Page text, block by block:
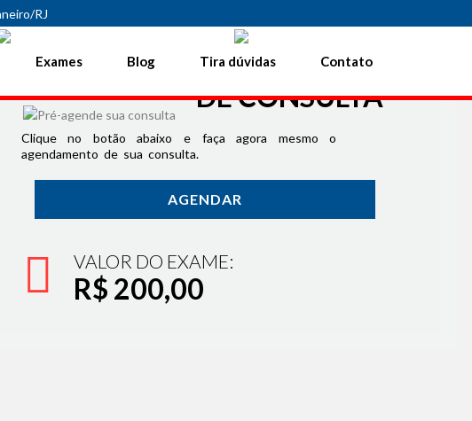
RJ
Exames Blog Tira dúvidas Contato
AGENDAMENTO ONLINE
DE CONSULTA
Clique no botão abaixo e faça agora mesmo o
agendamento de sua consulta.
AGENDAR
VALOR DO EXAME:
R$ 200,00